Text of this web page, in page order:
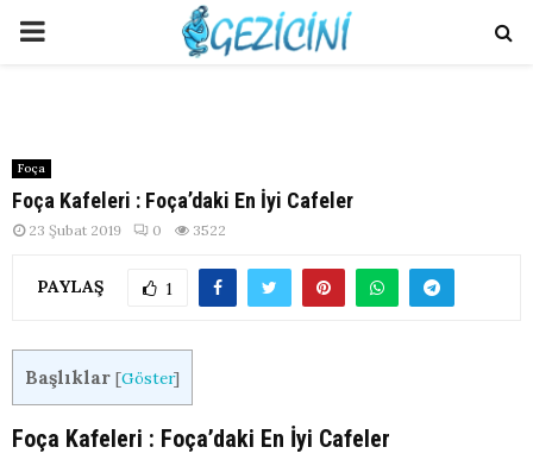
PRIMARY
Foça
Foça Kafeleri : Foça’daki En İyi Cafeler
23 Şubat 2019 0 3522
PAYLAŞ 1
Başlıklar [Göster]
Foça Kafeleri : Foça’daki En İyi Cafeler